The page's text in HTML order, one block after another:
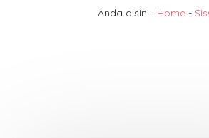
Anda disini : Home -